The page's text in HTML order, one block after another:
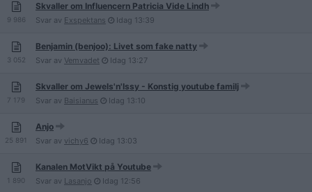
9 986
Skvaller om Influencern Patricia Vide Lindh
Svar av Exspektans Idag 13:39
3 052
Benjamin (benjoo): Livet som fake natty
Svar av Vemvadet Idag 13:27
7 179
Skvaller om Jewels'n'Issy - Konstig youtube familj
Svar av Baisianus Idag 13:10
25 891
Anjo
Svar av vichy6 Idag 13:03
1 890
Kanalen MotVikt på Youtube
Svar av Lasanjo Idag 12:56